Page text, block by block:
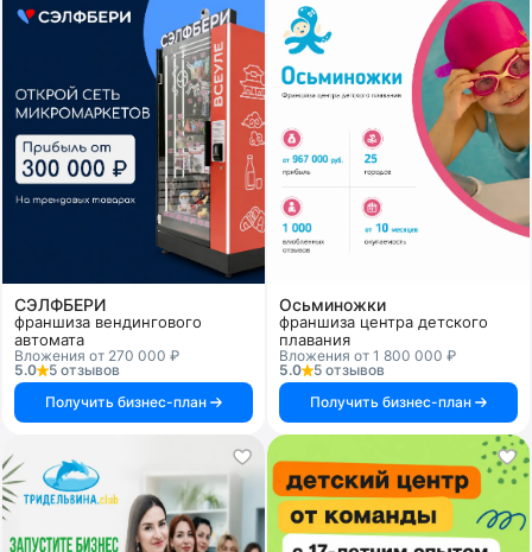
СЭЛФБЕРИ
франшиза вендингового
автомата
Вложения от 270 000 ₽
5.0
5 отзывов
Получить бизнес-план
Осьминожки
франшиза центра детского
плавания
Вложения от 1 800 000 ₽
5.0
5 отзывов
Получить бизнес-план